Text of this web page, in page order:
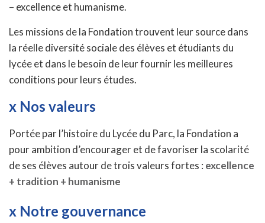
– excellence et humanisme.
Les missions de la Fondation trouvent leur source dans
la réelle diversité sociale des élèves et étudiants du
lycée et dans le besoin de leur fournir les meilleures
conditions pour leurs études.
x Nos valeurs
Portée par l’histoire du Lycée du Parc, la Fondation a
pour ambition d’encourager et de favoriser la scolarité
de ses élèves autour de trois valeurs fortes : excellence
+ tradition + humanisme
x Notre gouvernance